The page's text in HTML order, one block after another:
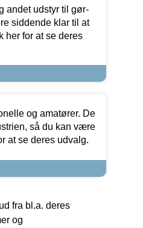
andet udstyr til gør-
siddende klar til at
her for at se deres
og amatører. De
så du kan være
at se deres udvalg.
fra bl.a. deres
og